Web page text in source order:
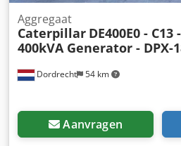
Dordrecht 54 km
Aggregaat
Caterpillar DE400E0 - C13 -
400kVA Generator - DPX-
Aanvragen